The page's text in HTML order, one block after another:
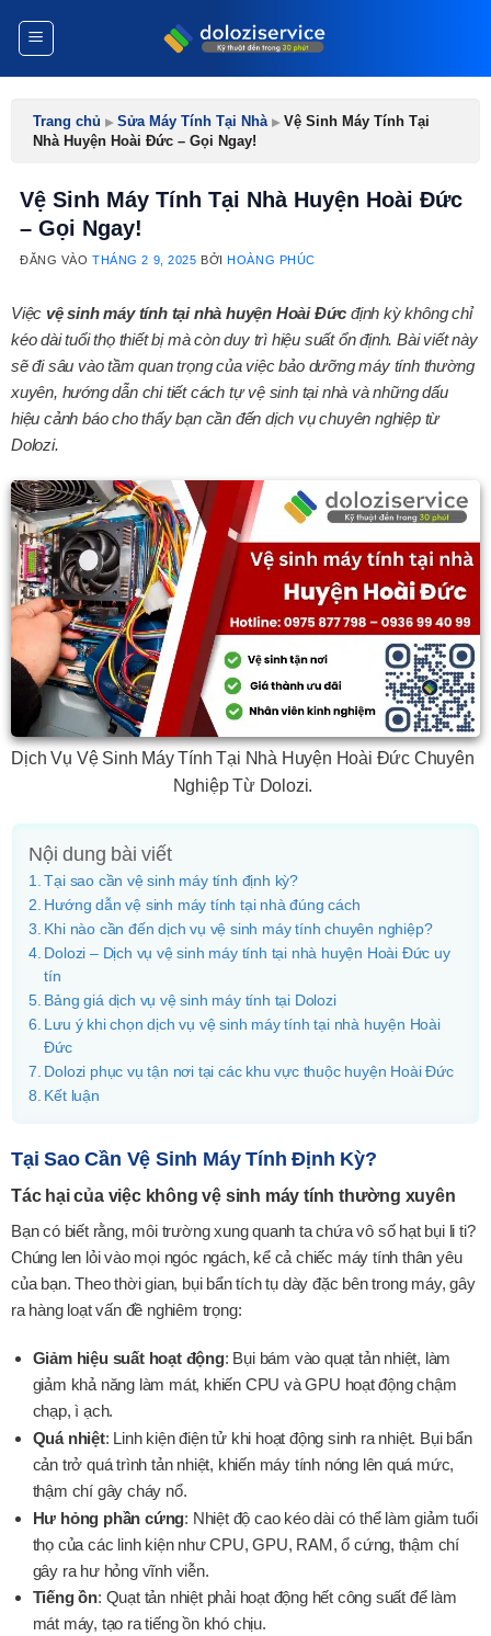
Trang chủ ▸ Sửa Máy Tính Tại Nhà▸ Vệ Sinh Máy Tính Tại
Nhà Huyện Hoài Đức – Gọi Ngay!
Vệ Sinh Máy Tính Tại Nhà Huyện Hoài Đức
– Gọi Ngay!
ĐĂNG VÀOTHÁNG 2 9, 2025 BỞIHOÀNG PHÚC
Việc vệ sinh máy tính tại nhà huyện Hoài Đức định kỳ không chỉ
kéo dài tuổi thọ thiết bị mà còn duy trì hiệu suất ổn định. Bài viết này
sẽ đi sâu vào tầm quan trọng của việc bảo dưỡng máy tính thường
xuyên, hướng dẫn chi tiết cách tự vệ sinh tại nhà và những dấu
hiệu cảnh báo cho thấy bạn cần đến dịch vụ chuyên nghiệp từ
Dolozi.
Dịch Vụ Vệ Sinh Máy Tính Tại Nhà Huyện Hoài Đức Chuyên
Nghiệp Từ Dolozi.
Nội dung bài viết
Tại sao cần vệ sinh máy tính định kỳ?
Hướng dẫn vệ sinh máy tính tại nhà đúng cách
Khi nào cần đến dịch vụ vệ sinh máy tính chuyên nghiệp?
Dolozi – Dịch vụ vệ sinh máy tính tại nhà huyện Hoài Đức uy
tín
Bảng giá dịch vụ vệ sinh máy tính tại Dolozi
Lưu ý khi chọn dịch vụ vệ sinh máy tính tại nhà huyện Hoài
Đức
Dolozi phục vụ tận nơi tại các khu vực thuộc huyện Hoài Đức
Kết luận
Tại Sao Cần Vệ Sinh Máy Tính Định Kỳ?
Tác hại của việc không vệ sinh máy tính thường xuyên
Bạn có biết rằng, môi trường xung quanh ta chứa vô số hạt bụi li ti?
Chúng len lỏi vào mọi ngóc ngách, kể cả chiếc máy tính thân yêu
của bạn. Theo thời gian, bụi bẩn tích tụ dày đặc bên trong máy, gây
ra hàng loạt vấn đề nghiêm trọng:
Giảm hiệu suất hoạt động: Bụi bám vào quạt tản nhiệt, làm
giảm khả năng làm mát, khiến CPU và GPU hoạt động chậm
chạp, ì ạch.
Quá nhiệt: Linh kiện điện tử khi hoạt động sinh ra nhiệt. Bụi bẩn
cản trở quá trình tản nhiệt, khiến máy tính nóng lên quá mức,
thậm chí gây cháy nổ.
Hư hỏng phần cứng: Nhiệt độ cao kéo dài có thể làm giảm tuổi
thọ của các linh kiện như CPU, GPU, RAM, ổ cứng, thậm chí
gây ra hư hỏng vĩnh viễn.
Tiếng ồn: Quạt tản nhiệt phải hoạt động hết công suất để làm
mát máy, tạo ra tiếng ồn khó chịu.